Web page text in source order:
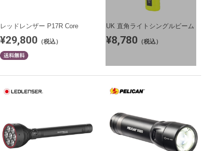
レッドレンザー P17R Core
¥29,800 （税込）
UK 直角ライトシングルビーム
¥8,780 （税込）